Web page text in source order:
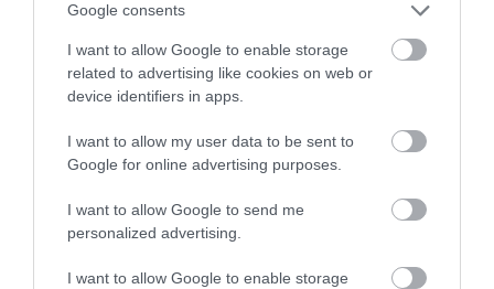
Google consents
I want to allow Google to enable storage
related to advertising like cookies on web or
device identifiers in apps.
I want to allow my user data to be sent to
Google for online advertising purposes.
I want to allow Google to send me
personalized advertising.
I want to allow Google to enable storage
Sportos köntösben a Honda kompakt
egyterűje